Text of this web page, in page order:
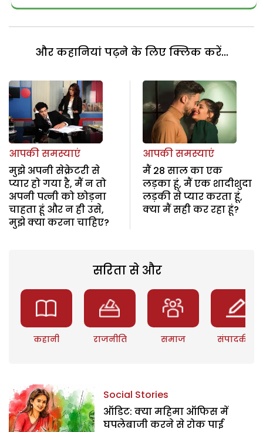
और कहानियां पढ़ने के लिए क्लिक करें...
आपकी समस्याएं
मुझे अपनी सेक्रेटरी से
प्यार हो गया है, मैं न तो
अपनी पत्नी को छोड़ना
चाहता हूं और न ही उसे,
मुझे क्या करना चाहिए?
आपकी समस्याएं
मैं 28 साल का एक
लड़का हूं, मैं एक शादीशुदा
लड़की से प्यार करता हूं,
क्या मैं सही कर रहा हूं?
सरिता से और
कहानी राजनीति समाज संपादकीय
Social Stories
ऑडिट: क्या महिमा ऑफिस में
घपलेबाजी करने से रोक पाई